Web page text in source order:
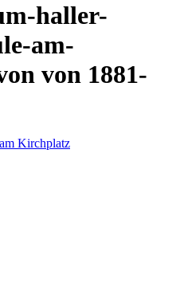
haller-
am-
von 1881-